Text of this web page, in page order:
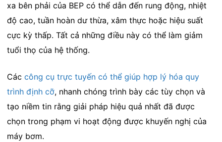
xa bên phải của BEP có thể dẫn đến rung động, nhiệt
độ cao, tuần hoàn dư thừa, xâm thực hoặc hiệu suất
cực kỳ thấp. Tất cả những điều này có thể làm giảm
tuổi thọ của hệ thống.
Các công cụ trực tuyến có thể giúp hợp lý hóa quy
trình định cỡ, nhanh chóng trình bày các tùy chọn và
tạo niềm tin rằng giải pháp hiệu quả nhất đã được
chọn trong phạm vi hoạt động được khuyến nghị của
máy bơm.